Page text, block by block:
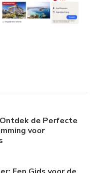
de Perfecte
voor